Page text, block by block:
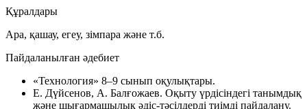
Құралдары
Ара, қашау, егеу, зімпара және т.б.
Пайдаланылған әдебиет
«Технология» 8–9 сынып оқулықтары.
Е. Дүйсенов, А. Балғожаев. Оқыту үрдісіндегі танымдық
және шығармашылық әдіс-тәсілдерді тиімді пайдалану.